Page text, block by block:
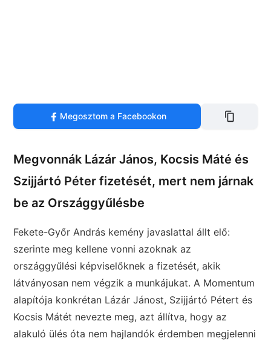
Megosztom a Facebookon
Megvonnák Lázár János, Kocsis Máté és
Szijjártó Péter fizetését, mert nem járnak
be az Országgyűlésbe
Fekete-Győr András kemény javaslattal állt elő:
szerinte meg kellene vonni azoknak az
országgyűlési képviselőknek a fizetését, akik
látványosan nem végzik a munkájukat. A Momentum
alapítója konkrétan Lázár Jánost, Szijjártó Pétert és
Kocsis Mátét nevezte meg, azt állítva, hogy az
alakuló ülés óta nem hajlandók érdemben megjelenni